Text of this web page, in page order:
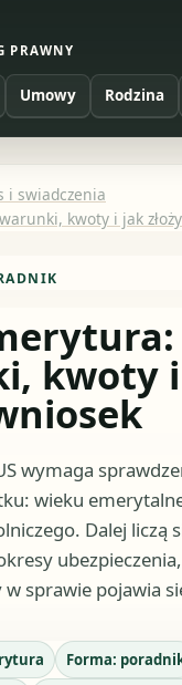
PRAWNY
Umowy Rodzina
i swiadczenia
kwoty i jak
kwoty
wymaga
wieku
Dalej liczą
sprawie pojawia
Forma: